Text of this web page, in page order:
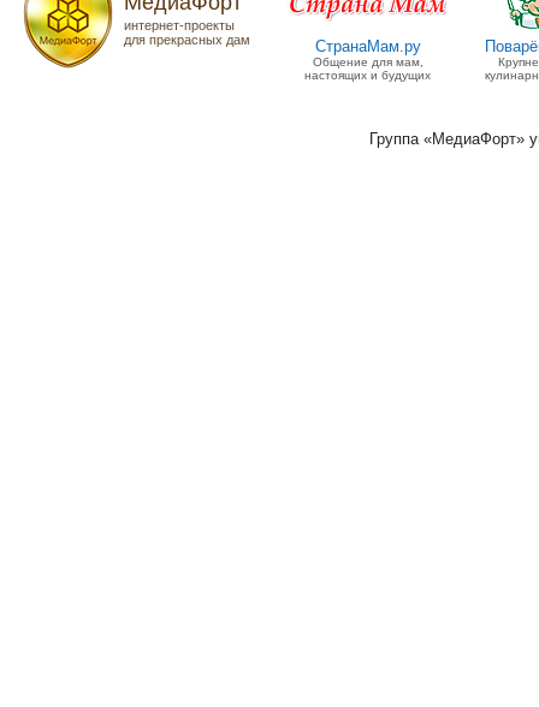
интернет-проекты
для прекрасных дам
СтранаМам.ру
Общение для мам,
настоящих и будущих
Группа «МедиаФорт»